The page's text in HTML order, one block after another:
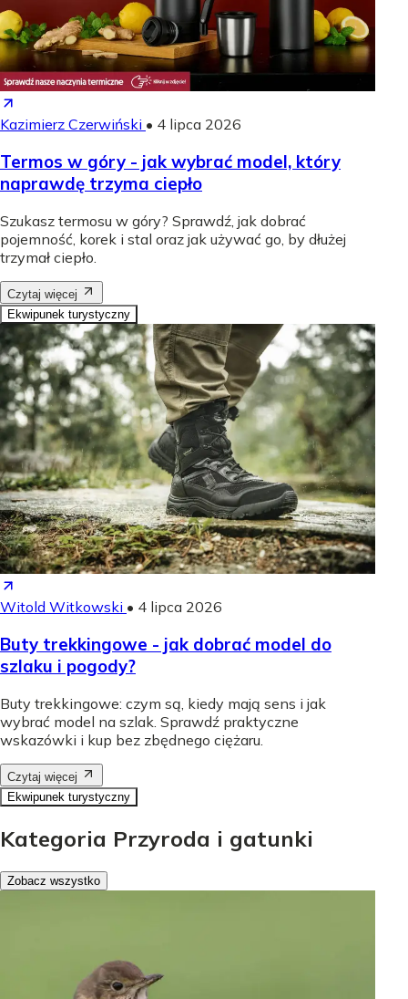
Kazimierz Czerwiński • 4 lipca 2026
Termos w góry - jak wybrać model, który
naprawdę trzyma ciepło
Szukasz termosu w góry? Sprawdź, jak dobrać
pojemność, korek i stal oraz jak używać go, by dłużej
trzymał ciepło.
Czytaj więcej
Ekwipunek turystyczny
Witold Witkowski • 4 lipca 2026
Buty trekkingowe - jak dobrać model do
szlaku i pogody?
Buty trekkingowe: czym są, kiedy mają sens i jak
wybrać model na szlak. Sprawdź praktyczne
wskazówki i kup bez zbędnego ciężaru.
Czytaj więcej
Ekwipunek turystyczny
Kategoria Przyroda i gatunki
Zobacz wszystko